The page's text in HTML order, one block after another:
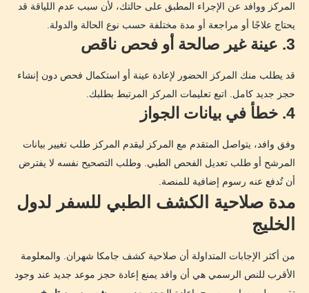
المركز ووافد عن الإجراء المطبق على حالتك، لأن سبب عدم اللياقة قد
يحتاج علاجًا أو مراجعة أو مدة مختلفة حسب نوع الحالة والدولة.
3. عينة غير صالحة أو فحص ناقص
قد يطلب منك المركز الحضور لإعادة عينة أو استكمال فحص دون إنشاء
حجز جديد كامل. اتبع تعليمات المركز المرتبط بطلبك.
4. خطأ في بيانات الجواز
وفق وافد، يتواصل المتقدم مع المركز ليقدم المركز طلب تغيير بيانات
المرشح أو طلب تعديل الفحص الطبي. وطلب التصحيح نفسه لا يفترض
أن تُدفع عنه رسوم إضافية للمنصة.
مدة صلاحية الكشف الطبي للسفر لدول
الخليج
من أكثر الإجابات المتداولة أن صلاحية كشف جامكا شهران. والمعلومة
الأقرب للنص الرسمي هي أن وافد يمنع إعادة حجز موعد جديد عند وجود